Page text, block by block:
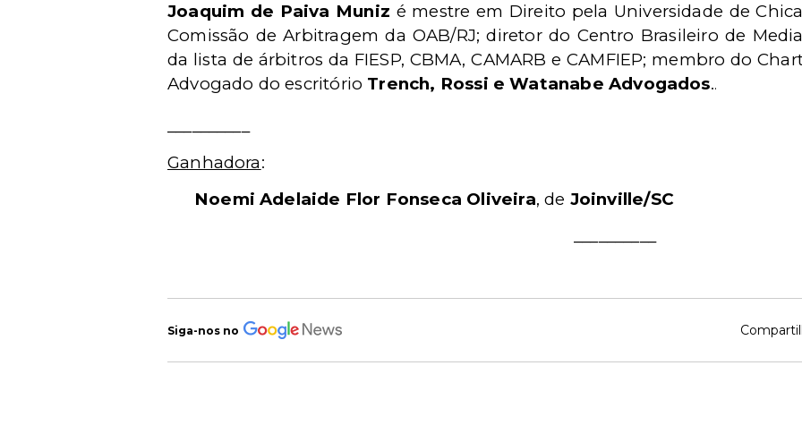
Joaquim de Paiva Muniz é mestre em Direito pela Universidade de
Comissão de Arbitragem da OAB/RJ; diretor do Centro Brasileiro de
da lista de árbitros da FIESP, CBMA, CAMARB e CAMFIEP; membro do
Advogado do escritório Trench, Rossi e Watanabe Advogados..
Ganhadora:
Noemi Adelaide Flor Fonseca Oliveira, de Joinville/SC
Siga-nos no